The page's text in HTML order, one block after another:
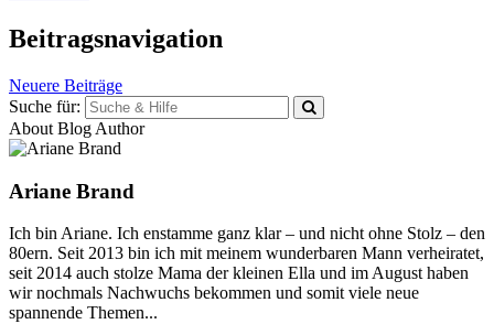
Beitragsnavigation
Neuere Beiträge
Suche für:
About Blog Author
Ariane Brand
Ich bin Ariane. Ich enstamme ganz klar – und nicht ohne Stolz – den
80ern. Seit 2013 bin ich mit meinem wunderbaren Mann verheiratet,
seit 2014 auch stolze Mama der kleinen Ella und im August haben
wir nochmals Nachwuchs bekommen und somit viele neue
spannende Themen...